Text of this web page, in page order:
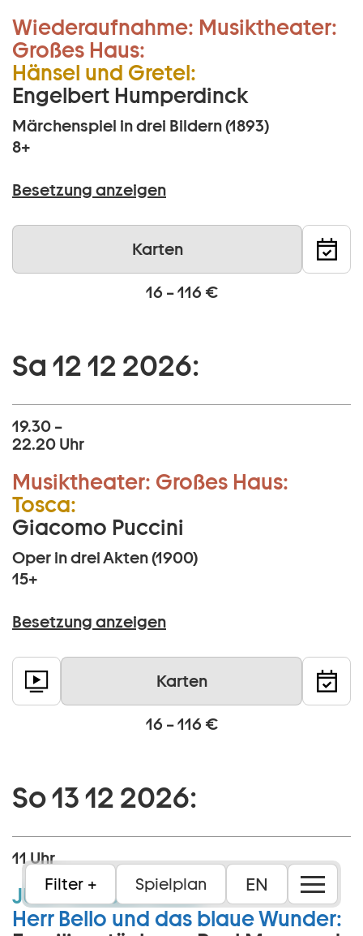
Filter Spielplan EN
Wiederaufnahme: Musiktheater:
Großes Haus:
Hänsel und Gretel:
Engelbert Humperdinck
Märchenspiel in drei Bildern (1893)
8+
Besetzung anzeigen
Karten
16 – 116 €
Sa 12 12 2026:
19.30 –
22.20 Uhr
Musiktheater: Großes Haus:
Tosca:
Giacomo Puccini
Oper in drei Akten (1900)
15+
Besetzung anzeigen
Karten
16 – 116 €
So 13 12 2026:
11 Uhr
JUST:Großes Haus:
Herr Bello und das blaue Wunder: